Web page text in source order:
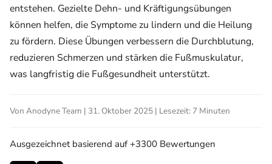
entstehen. Gezielte Dehn- und Kräftigungsübungen
können helfen, die Symptome zu lindern und die Heilung
zu fördern. Diese Übungen verbessern die Durchblutung,
reduzieren Schmerzen und stärken die Fußmuskulatur,
was langfristig die Fußgesundheit unterstützt.
Von Anodyne Team | 31. Oktober 2025 | Lesezeit: 7 Minuten
Ausgezeichnet basierend auf +3300 Bewertungen